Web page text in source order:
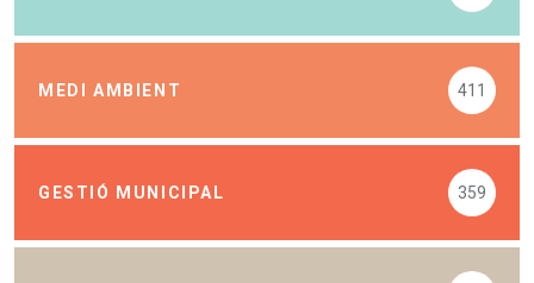
MEDI AMBIENT 411
GESTIÓ MUNICIPAL 359